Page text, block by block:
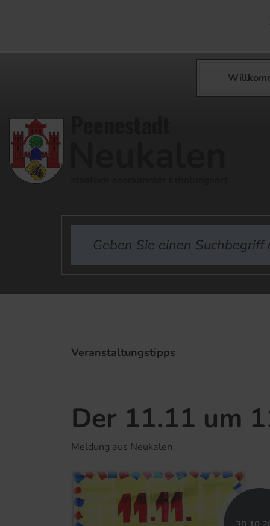
Veranstaltungstipps
Der 11.11 um
Meldung aus Neukalen